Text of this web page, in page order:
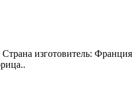
изготовитель: Франция